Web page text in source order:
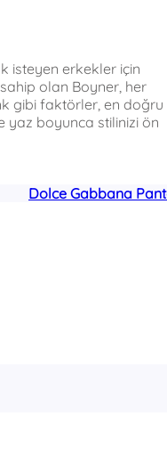
isteyen erkekler için
olan Boyner, her
gibi faktörler, en doğru
yaz boyunca stilinizi ön
Dolce Gabbana